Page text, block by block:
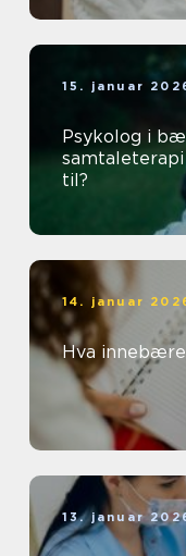
15. januar
Psykolog i bærum
til?
14. januar
Hva
13. januar